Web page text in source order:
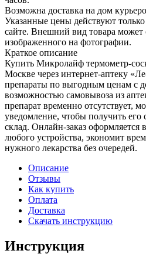
Возможна доставка на дом
Указанные цены действуют
сайте. Внешний вид товара может
изображенного на фотографии.
Краткое описание
Купить Микролайф термометр-
Москве через интернет-аптеку
препараты по выгодным ценам с
возможностью самовывоза из
препарат временно отсутствует,
уведомление, чтобы получить его
склад. Онлайн-заказ оформляется
любого устройства, экономит
нужного лекарства без очередей.
Описание
Отзывы
Как купить
Оплата
Доставка
Скачать инструкцию
Инструкция